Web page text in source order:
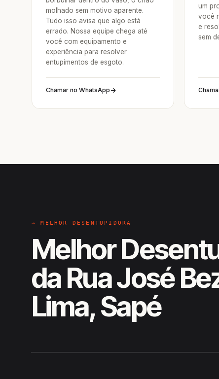
molhado sem motivo aparente.
Tudo isso avisa que algo está
errado. Nossa equipe chega até
você com equipamento e
experiência para resolver
entupimentos de esgoto.
Chamar no WhatsApp
um
você
e
sem
→ MELHOR DESENTUPIDORA
Melhor
da Rua José
Lima, Sapé
EM CAMPO